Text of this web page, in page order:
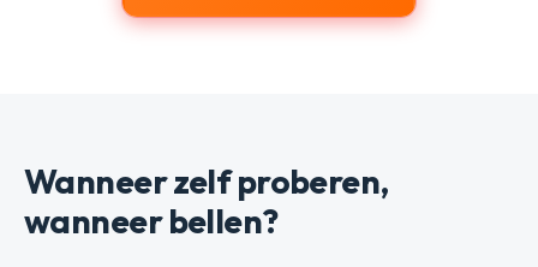
Wanneer zelf proberen,
wanneer bellen?